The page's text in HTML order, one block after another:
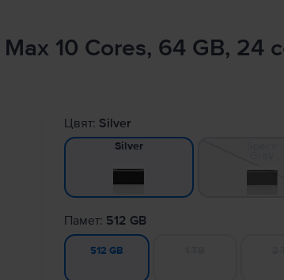
10 Cores, 64 GB, 24
Цвят: Silver
Silver
Памет: 512 GB
512 GB